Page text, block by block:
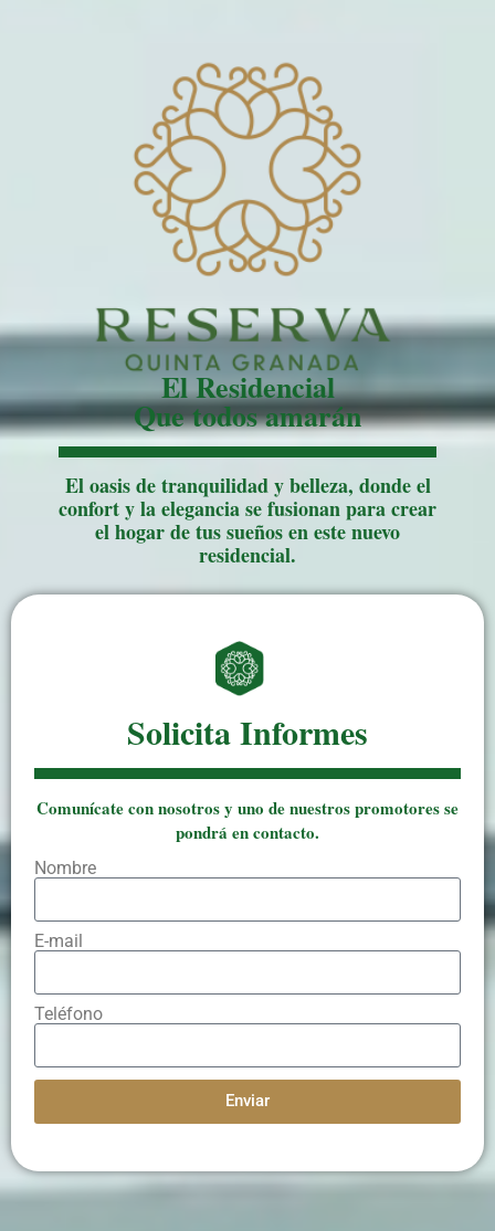
El Residencial
Que todos amarán
El oasis de tranquilidad y belleza, donde el
confort y la elegancia se fusionan para crear
el hogar de tus sueños en este nuevo
residencial.
Solicita Informes
Comunícate con nosotros y uno de nuestros promotores se
pondrá en contacto.
Nombre
E-mail
Teléfono
Enviar